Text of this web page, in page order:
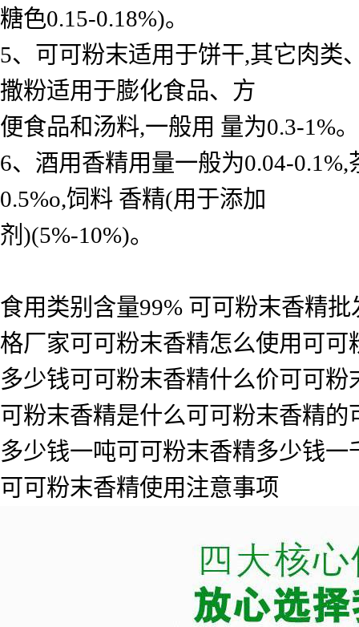
糖色0.15-0.18%)。
5、可可粉末适用于饼干,其它肉类
撒粉适用于膨化食品、方
便食品和汤料,一般用 量为0.3-1%。
6、酒用香精用量一般为0.04-
0.5%o,饲料 香精(用于添加
剂)(5%-10%)。
食用类别含量99% 可可粉末香精
格厂家可可粉末香精怎么使用可
多少钱可可粉末香精什么价可可
可粉末香精是什么可可粉末香精
多少钱一吨可可粉末香精多少钱
可可粉末香精使用注意事项